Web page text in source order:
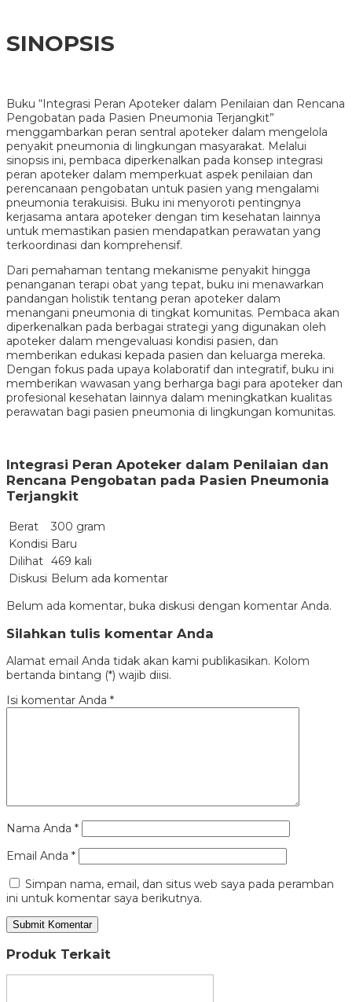
SINOPSIS
Buku “Integrasi Peran Apoteker dalam Penilaian dan Rencana
Pengobatan pada Pasien Pneumonia Terjangkit”
menggambarkan peran sentral apoteker dalam mengelola
penyakit pneumonia di lingkungan masyarakat. Melalui
sinopsis ini, pembaca diperkenalkan pada konsep integrasi
peran apoteker dalam memperkuat aspek penilaian dan
perencanaan pengobatan untuk pasien yang mengalami
pneumonia terakuisisi. Buku ini menyoroti pentingnya
kerjasama antara apoteker dengan tim kesehatan lainnya
untuk memastikan pasien mendapatkan perawatan yang
terkoordinasi dan komprehensif.
Dari pemahaman tentang mekanisme penyakit hingga
penanganan terapi obat yang tepat, buku ini menawarkan
pandangan holistik tentang peran apoteker dalam
menangani pneumonia di tingkat komunitas. Pembaca akan
diperkenalkan pada berbagai strategi yang digunakan oleh
apoteker dalam mengevaluasi kondisi pasien, dan
memberikan edukasi kepada pasien dan keluarga mereka.
Dengan fokus pada upaya kolaboratif dan integratif, buku ini
memberikan wawasan yang berharga bagi para apoteker dan
profesional kesehatan lainnya dalam meningkatkan kualitas
perawatan bagi pasien pneumonia di lingkungan komunitas.
Integrasi Peran Apoteker dalam Penilaian dan
Rencana Pengobatan pada Pasien Pneumonia
Terjangkit
Berat
300 gram
Kondisi Baru
Dilihat 469 kali
Diskusi Belum ada komentar
Belum ada komentar, buka diskusi dengan komentar Anda.
Silahkan tulis komentar Anda
Alamat email Anda tidak akan kami publikasikan. Kolom
bertanda bintang (*) wajib diisi.
Isi komentar Anda *
Nama Anda *
Email Anda *
Simpan nama, email, dan situs web saya pada peramban
ini untuk komentar saya berikutnya.
Produk Terkait